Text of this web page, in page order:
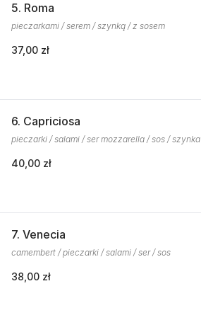
5. Roma
pieczarkami / serem / szynką / z sosem
37,00 zł
6. Capriciosa
pieczarki / salami / ser mozzarella / sos / szynka
40,00 zł
7. Venecia
camembert / pieczarki / salami / ser / sos
38,00 zł